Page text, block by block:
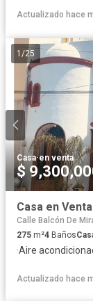
Actualizado hace
1 /25
Casa·en venta
$
Calle Balcón De
275 m²4 Baños
·Aire
Actualizado hace